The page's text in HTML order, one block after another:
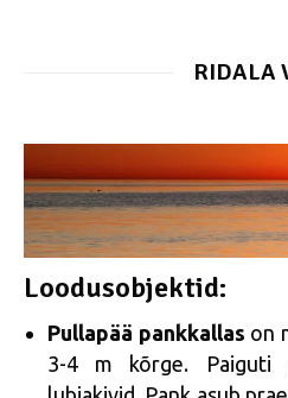
RIDALA
Loodusobjektid:
Pullapää pankkallas on
3-4 m kõrge. Paiguti